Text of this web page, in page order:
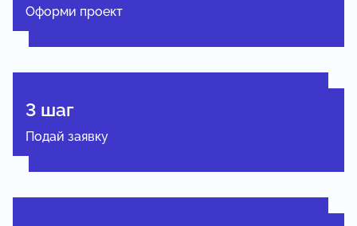
Оформи проект
3 шаг
Подай заявку